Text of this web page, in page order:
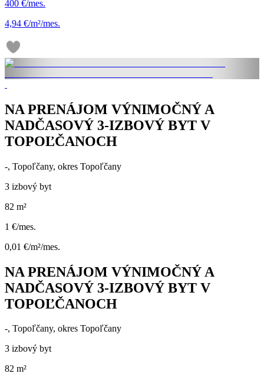
400 €/mes.
4,94 €/m²/mes.
NA PRENÁJOM VÝNIMOČNÝ A
NADČASOVÝ 3-IZBOVÝ BYT V
TOPOĽČANOCH
-, Topoľčany, okres Topoľčany
3 izbový byt
82 m²
1 €/mes.
0,01 €/m²/mes.
NA PRENÁJOM VÝNIMOČNÝ A
NADČASOVÝ 3-IZBOVÝ BYT V
TOPOĽČANOCH
-, Topoľčany, okres Topoľčany
3 izbový byt
82 m²